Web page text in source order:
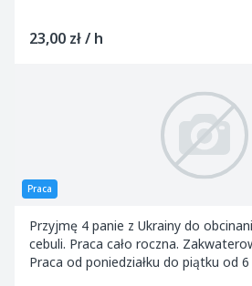
23,00 zł / h
Praca
Przyjmę 4 panie z Ukrainy do
cebuli. Praca cało roczna.
Praca od poniedziałku do piątku od